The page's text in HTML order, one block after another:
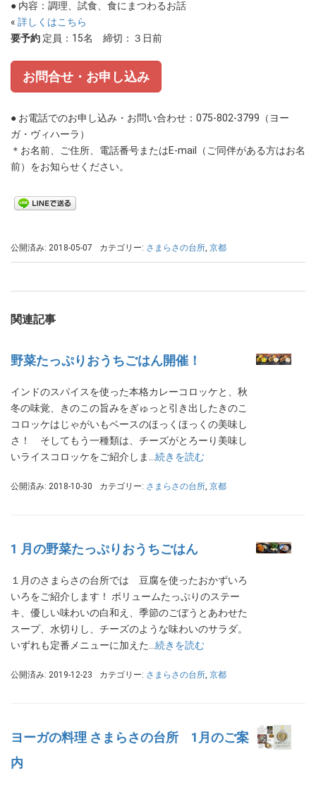
● 内容：調理、試食、食にまつわるお話
« 詳しくはこちら
要予約 定員：15名 締切：３日前
お問合せ・お申し込み
● お電話でのお申し込み・お問い合わせ：075-802-3799（ヨー
ガ・ヴィハーラ）
＊お名前、ご住所、電話番号またはE-mail（ご同伴がある方はお名
前）をお知らせください。
公開済み: 2018-05-07 カテゴリー: さまらさの台所 京都
関連記事
野菜たっぷりおうちごはん開催！
インドのスパイスを使った本格カレーコロッケと、秋
冬の味覚、きのこの旨みをぎゅっと引き出したきのこ
コロッケはじゃがいもベースのほっくほっくの美味し
さ！ そしてもう一種類は、チーズがとろーり美味し
いライスコロッケをご紹介しま… 続きを読む
公開済み: 2018-10-30 カテゴリー: さまらさの台所 京都
1 月の野菜たっぷりおうちごはん
１月のさまらさの台所では 豆腐を使ったおかずいろ
いろをご紹介します！ ボリュームたっぷりのステー
キ、優しい味わいの白和え、季節のごぼうとあわせた
スープ、水切りし、チーズのような味わいのサラダ。
いずれも定番メニューに加えた… 続きを読む
公開済み: 2019-12-23 カテゴリー: さまらさの台所 京都
ヨーガの料理 さまらさの台所 1月のご案
内